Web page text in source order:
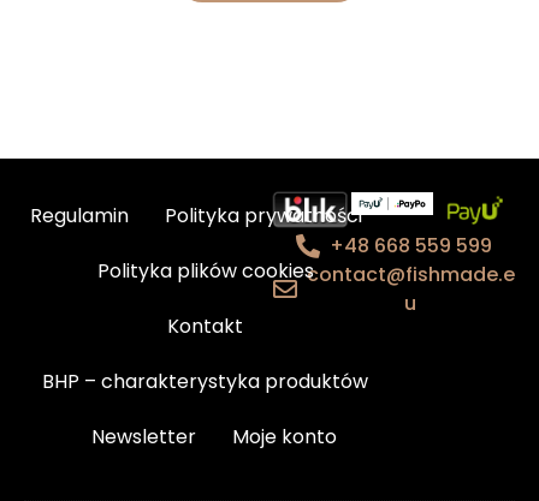
Regulamin
Polityka prywatności
Polityka plików cookies
Kontakt
BHP – charakterystyka produktów
Newsletter
Moje konto
+48 668 559 599
contact@fishmade.e
u